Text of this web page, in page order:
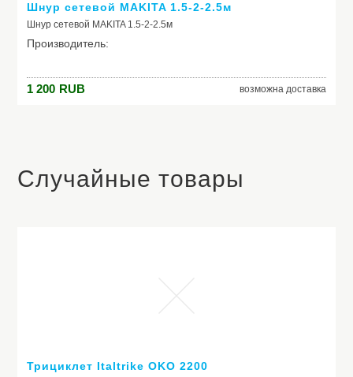
Шнур сетевой MAKITA 1.5-2-2.5м
Шнур сетевой MAKITA 1.5-2-2.5м
Производитель:
Модель: Шнур сетевой MAKITA 1.5-2-2.5м
1 200 RUB возможна доставка
Случайные товары
Трициклет Italtrike OKO 2200